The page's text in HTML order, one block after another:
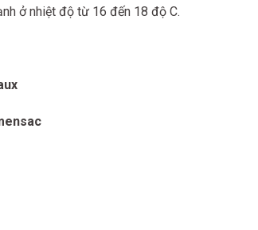
ở nhiệt độ từ 16 đến 18 độ C.